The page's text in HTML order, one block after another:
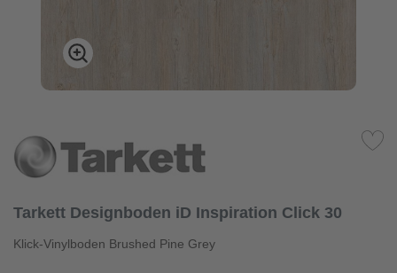
Tarkett Designboden iD Inspiration Click 30
Klick-Vinylboden Brushed Pine Grey